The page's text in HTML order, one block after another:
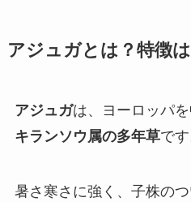
アジュガとは？特徴は
アジュガは、ヨーロッパ
キランソウ属の多年草です
暑さ寒さに強く、子株の